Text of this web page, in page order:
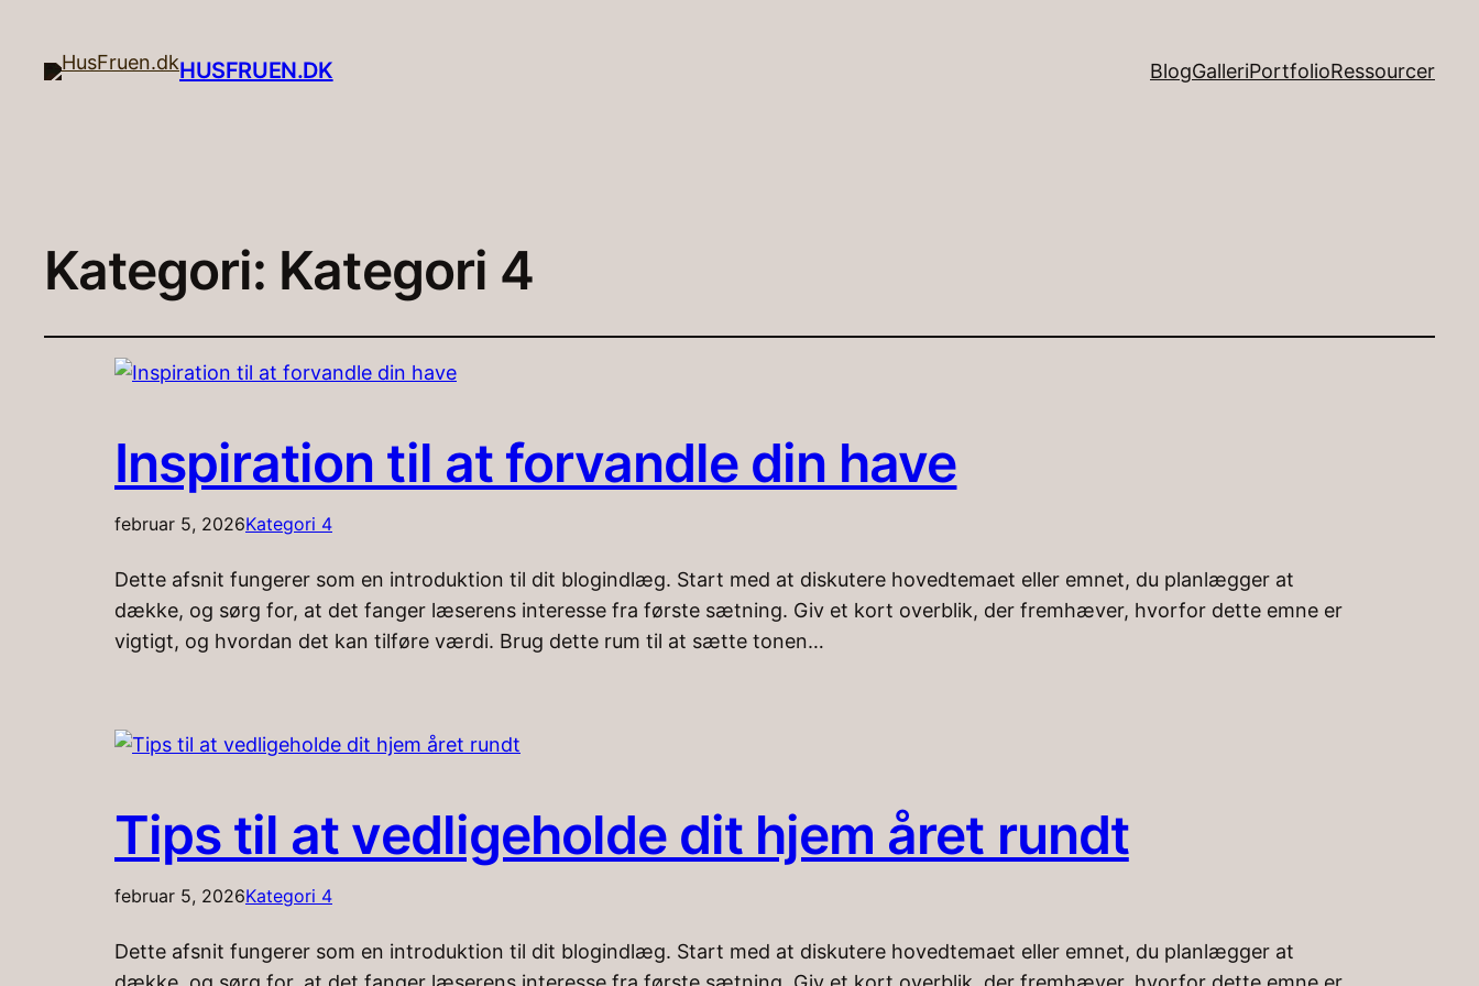
HUSFRUEN.DK BlogGalleriPortfolioRessourcer
Kategori: Kategori 4
Inspiration til at forvandle din have
februar 5, 2026Kategori 4
Dette afsnit fungerer som en introduktion til dit blogindlæg. Start med at diskutere hovedtemaet eller emnet, du planlægger at
dække, og sørg for, at det fanger læserens interesse fra første sætning. Giv et kort overblik, der fremhæver, hvorfor dette emne er
vigtigt, og hvordan det kan tilføre værdi. Brug dette rum til at sætte tonen…
Tips til at vedligeholde dit hjem året rundt
februar 5, 2026Kategori 4
Dette afsnit fungerer som en introduktion til dit blogindlæg. Start med at diskutere hovedtemaet eller emnet, du planlægger at